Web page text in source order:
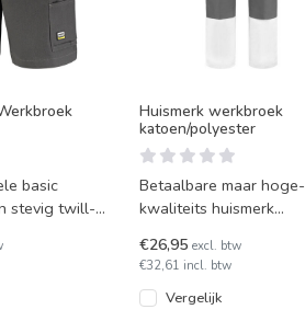
basic
stevig twill-
die ook '
Huismerk werkbroek
katoen/polyester
Betaalbare maar hoge-
kwaliteits huismerk
combi met katoen en
polyester. De
€26,95 excl. btw
€32,61 incl. btw
Vergelijk